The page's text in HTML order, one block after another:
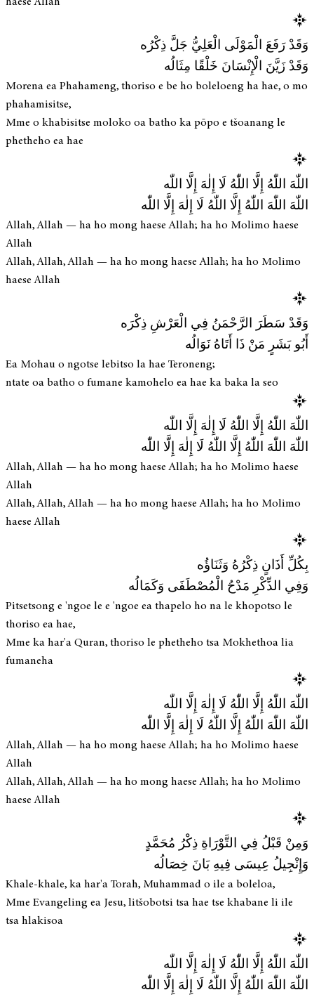
وَقَدْ رَفَعَ الْمَوْلَى الْعَلِيُّ جَلَّ ذِكْرُه
وَقَدْ زَيَّنَ الْإِنْسَانَ خَلْقًا مِثَالُه
Morena ea Phahameng, thoriso e be ho boleloeng ha hae, o mo
phahamisitse,
Mme o khabisitse moloko oa batho ka pōpo e tšoanang le
phetheho ea hae
اللّٰهَ اللّٰهُ إِلَّا اللّٰهُ لَا إِلٰهَ إِلَّا اللّٰه
اللّٰهَ اللّٰهَ اللّٰهُ إِلَّا اللّٰهُ لَا إِلٰهَ إِلَّا اللّٰه
Allah, Allah — ha ho mong haese Allah; ha ho Molimo haese
Allah
Allah, Allah, Allah — ha ho mong haese Allah; ha ho Molimo
haese Allah
وَقَدْ سَطَرَ الرَّحْمَنُ فِي الْعَرْشِ ذِكْرَه
أَبُو بَشَرٍ مَنْ ذَا أَتَاهُ نَوَالُه
Ea Mohau o ngotse lebitso la hae Teroneng;
ntate oa batho o fumane kamohelo ea hae ka baka la seo
اللّٰهَ اللّٰهُ إِلَّا اللّٰهُ لَا إِلٰهَ إِلَّا اللّٰه
اللّٰهَ اللّٰهَ اللّٰهُ إِلَّا اللّٰهُ لَا إِلٰهَ إِلَّا اللّٰه
Allah, Allah — ha ho mong haese Allah; ha ho Molimo haese
Allah
Allah, Allah, Allah — ha ho mong haese Allah; ha ho Molimo
haese Allah
بِكُلِّ أَذَانٍ ذِكْرُهُ وَثَنَاؤُه
وَفِي الذِّكْرِ مَدْحُ الْمُصْطَفَى وَكَمَالُه
Pitsetsong e 'ngoe le e 'ngoe ea thapelo ho na le khopotso le
thoriso ea hae,
Mme ka har'a Quran, thoriso le phetheho tsa Mokhethoa lia
fumaneha
اللّٰهَ اللّٰهُ إِلَّا اللّٰهُ لَا إِلٰهَ إِلَّا اللّٰه
اللّٰهَ اللّٰهَ اللّٰهُ إِلَّا اللّٰهُ لَا إِلٰهَ إِلَّا اللّٰه
Allah, Allah — ha ho mong haese Allah; ha ho Molimo haese
Allah
Allah, Allah, Allah — ha ho mong haese Allah; ha ho Molimo
haese Allah
وَمِنْ قَبْلُ فِي التَّوْرَاةِ ذِكْرُ مُحَمَّدٍ
وَإِنْجِيلُ عِيسَى فِيهِ بَانَ خِصَالُه
Khale-khale, ka har'a Torah, Muhammad o ile a boleloa,
Mme Evangeling ea Jesu, litšobotsi tsa hae tse khabane li ile
tsa hlakisoa
اللّٰهَ اللّٰهُ إِلَّا اللّٰهُ لَا إِلٰهَ إِلَّا اللّٰه
اللّٰهَ اللّٰهَ اللّٰهُ إِلَّا اللّٰهُ لَا إِلٰهَ إِلَّا اللّٰه